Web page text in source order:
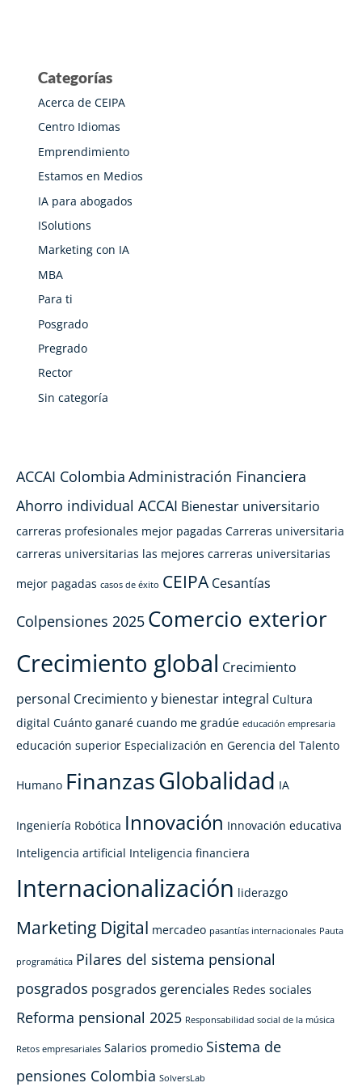
Categorías
Acerca de CEIPA
Centro Idiomas
Emprendimiento
Estamos en Medios
IA para abogados
ISolutions
Marketing con IA
MBA
Para ti
Posgrado
Pregrado
Rector
Sin categoría
ACCAI Colombia Administración Financiera
Ahorro individual ACCAI Bienestar universitario
carreras profesionales mejor pagadas Carreras universitaria
carreras universitarias las mejores carreras universitarias
mejor pagadas casos de éxito CEIPA Cesantías
Colpensiones 2025 Comercio exterior
Crecimiento global Crecimiento
personal Crecimiento y bienestar integral Cultura
digital Cuánto ganaré cuando me gradúe educación empresaria
educación superior Especialización en Gerencia del Talento
Humano FinanzasGlobalidad IA
Ingeniería Robótica Innovación Innovación educativa
Inteligencia artificial Inteligencia financiera
Internacionalización liderazgo
Marketing Digital mercadeo pasantías internacionales Pauta
programática Pilares del sistema pensional
posgrados posgrados gerenciales Redes sociales
Reforma pensional 2025 Responsabilidad social de la música
Retos empresariales Salarios promedio Sistema de
pensiones Colombia SolversLab